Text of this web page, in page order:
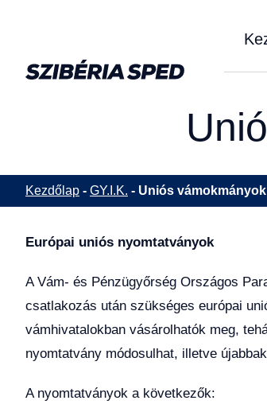
Kezdőlap - GY.I.K. - Uniós vámokmányok
Európai uniós nyomtatványok
A Vám- és Pénzügyőrség Országos
csatlakozás után szükséges európai
vámhivatalokban vásárolhatók meg,
nyomtatvány módosulhat, illetve
A nyomtatványok a következők: